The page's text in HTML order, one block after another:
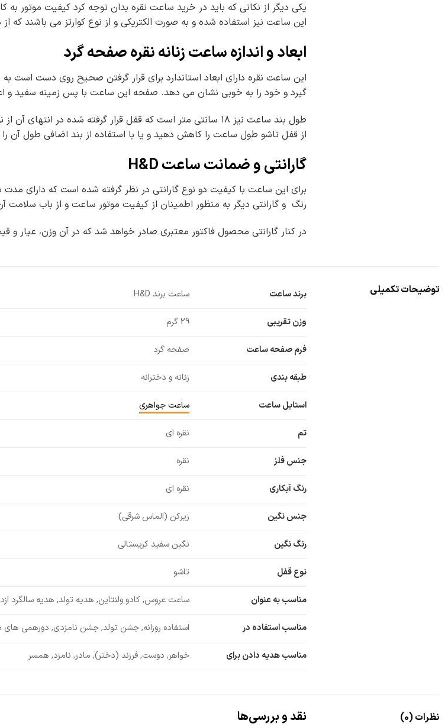
یکی دیگر از نکاتی که باید در خرید ساعت نقره بدان توجه کرد کیفیت موتور به
این ساعت نیز استفاده شده و به صورت الکتریکی و از نوع کوارتز می باشند که از
ابعاد و اندازه ساعت زنانه نقره صفحه گرد
گیرد و خود را به خوبی نشان می دهد. صفحه این ساعت با پس زمینه سفید و
طول بند ساعت نیز ۱۸ سانتی متر است که قفل قرار گرفته شده
از قفل تاشو طول ساعت را کاهش دهید و یا با استفاده از بند اضافی طول آن
گارانتی و ضمانت ساعت H&D
برای این ساعت با کیفیت دو نوع گارانتی در نظر گرفته شده است که دارای
رنگ و گارانتی دیگر به منظور اطمینان از کیفیت موتور ساعت و از باب
در کنار گارانتی محصول فاکتور معتبری صادر خواهد شد که در آن وزن،
توضیحات تکمیلی برند ساعت ساعت برند H&D
وزن تقریبی 29 گرم
فرم صفحه ساعت صفحه گرد
طبقه بندی زنانه و دخترانه
استایل ساعت ساعت جواهری
تم نقره ای
جنس فلز نقره
رنگ آبکاری نقره ای
جنس نگین زیرکن (الماس شرقی)
رنگ نگین نگین سفید کریستالی
نوع قفل تاشو
مناسب به عنوان ساعت عروس, کادو ولنتاین, هدیه تولد, هدیه سالگرد
مناسب استفاده در استفاده روزانه, جشن تولد, جشن نامزدی, دورهمی
مناسب هدیه دادن برای خواهر, دوست, فرزند (دختر), مادر, نامزد, همسر
نظرات (0) نقد و بررسی‌ها